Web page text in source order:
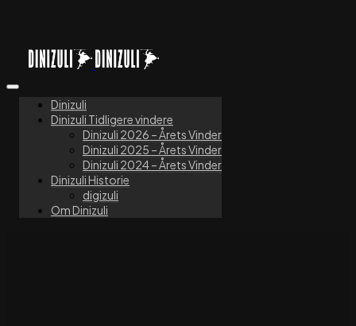
Dinizuli
Dinizuli Tidligere vindere
Dinizuli 2026 – Årets Vinder
Dinizuli 2025 – Årets Vinder
Dinizuli 2024 – Årets Vinder
Dinizuli Historie
digizuli
Om Dinizuli